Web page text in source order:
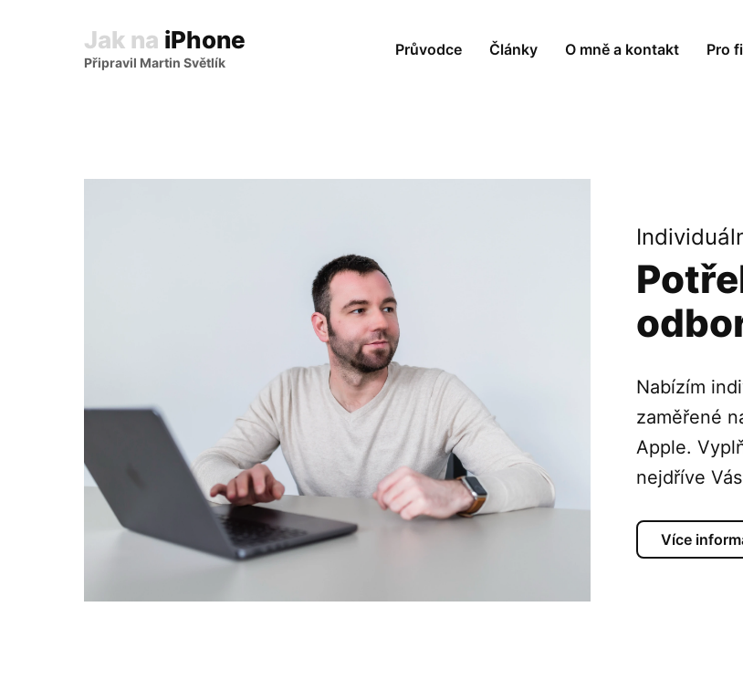
Jak na iPhone
Připravil Martin Světlík
Průvodce Články O mně a kontakt Pro
Nabízím
zaměřené
Apple.
nejdříve
Více